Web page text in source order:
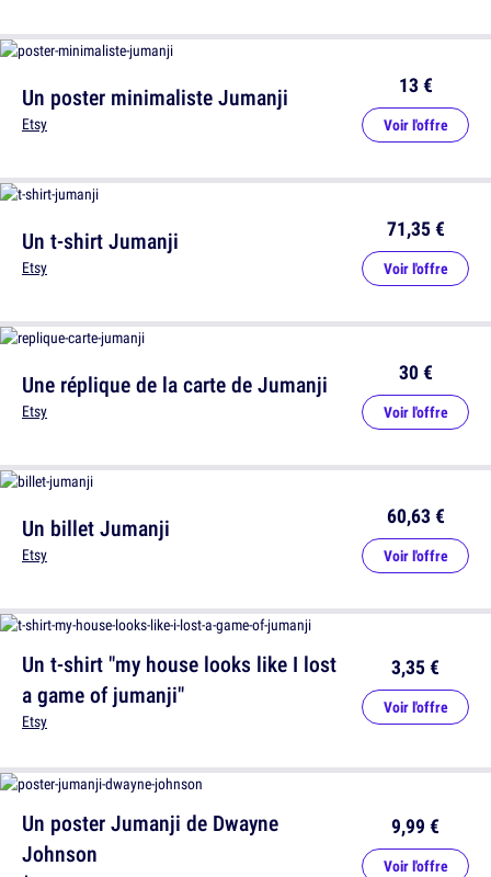
Un t-shirt Jumanji
Etsy
71,35 €
Voir l'offre
Un billet Jumanji
Etsy
60,63 €
Voir l'offre
Un t-shirt "my house looks like I lost
a game of jumanji"
Etsy
3,35 €
Voir l'offre
Un poster minimaliste Jumanji
Etsy
13 €
Voir l'offre
Une réplique de la carte de Jumanji
Etsy
30 €
Voir l'offre
Un poster Jumanji de Dwayne
Johnson
9,99 €
Voir l'offre